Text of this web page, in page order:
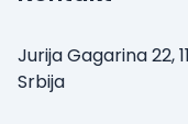
Jurija Gagarina 22,
Srbija